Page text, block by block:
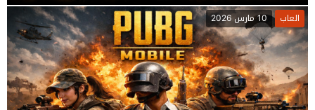
العاب 10 مارس 2026